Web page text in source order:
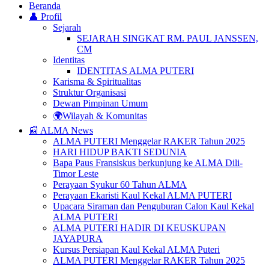
Beranda
👤 Profil
Sejarah
SEJARAH SINGKAT RM. PAUL JANSSEN,
CM
Identitas
IDENTITAS ALMA PUTERI
Karisma & Spiritualitas
Struktur Organisasi
Dewan Pimpinan Umum
🌍Wilayah & Komunitas
📰 ALMA News
ALMA PUTERI Menggelar RAKER Tahun 2025
HARI HIDUP BAKTI SEDUNIA
Bapa Paus Fransiskus berkunjung ke ALMA Dili-
Timor Leste
Perayaan Syukur 60 Tahun ALMA
Perayaan Ekaristi Kaul Kekal ALMA PUTERI
Upacara Siraman dan Penguburan Calon Kaul Kekal
ALMA PUTERI
ALMA PUTERI HADIR DI KEUSKUPAN
JAYAPURA
Kursus Persiapan Kaul Kekal ALMA Puteri
ALMA PUTERI Menggelar RAKER Tahun 2025